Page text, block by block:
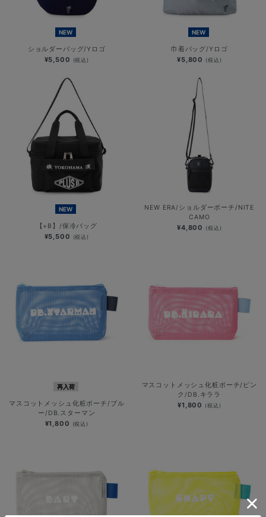
NEW
ショルダーバッグ/Yロゴ
¥5,500 (税込)
NEW
巾着バッグ/Yロゴ
¥5,800 (税込)
NEW
【+B】/保冷バッグ
¥5,500 (税込)
NEW ERA/ショルダーポーチ/NITE
CAMO
¥4,800 (税込)
再入荷
マスコットメッシュ化粧ポーチ/ブル
ー/DB.スターマン
¥1,800 (税込)
マスコットメッシュ化粧ポーチ/ピン
ク/DB.キララ
¥1,800 (税込)